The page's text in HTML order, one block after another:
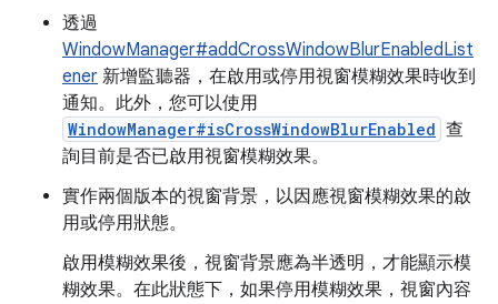
透過
WindowManager#addCrossWindowBlurEnabledList
ener 新增監聽器，在啟用或停用視窗模糊效果時收到
通知。此外，您可以使用
WindowManager#isCrossWindowBlurEnabled 查
詢目前是否已啟用視窗模糊效果。
實作兩個版本的視窗背景，以因應視窗模糊效果的啟
用或停用狀態。
啟用模糊效果後，視窗背景應為半透明，才能顯示模
糊效果。在此狀態下，如果停用模糊效果，視窗內容